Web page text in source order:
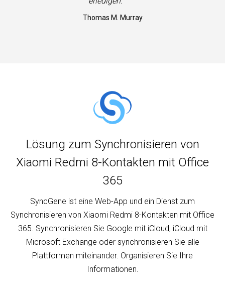
Thomas M. Murray
Lösung zum Synchronisieren von
Xiaomi Redmi 8-Kontakten mit Office
365
SyncGene ist eine Web-App und ein Dienst zum
Synchronisieren von Xiaomi Redmi 8-Kontakten mit Office
365. Synchronisieren Sie Google mit iCloud, iCloud mit
Microsoft Exchange oder synchronisieren Sie alle
Plattformen miteinander. Organisieren Sie Ihre
Informationen.